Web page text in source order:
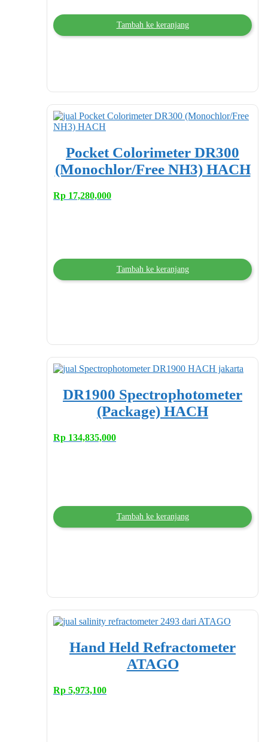
Tambah ke keranjang
Pocket Colorimeter DR300
(Monochlor/Free NH3) HACH
Rp 17,280,000
Tambah ke keranjang
DR1900 Spectrophotometer
(Package) HACH
Rp 134,835,000
Tambah ke keranjang
Hand Held Refractometer
ATAGO
Rp 5,973,100